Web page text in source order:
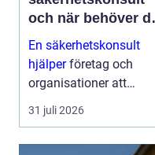
och när behöver
en?
En säkerhetskonsult
hjälperföretag och
organisationer att
förebygga inbrott,
sabotage och andra
31 juli 2026